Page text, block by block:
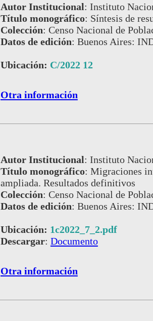
Autor Institucional: Instituto
Título monográfico: Síntesis de
Colección: Censo Nacional de
Datos de edición: Buenos Aires:
Ubicación: C/2022 12
Otra información
Autor Institucional: Instituto
Título monográfico: Migraciones
ampliada. Resultados definitivos
Colección: Censo Nacional de
Datos de edición: Buenos Aires:
Ubicación: 1c2022_7_2.pdf
Descargar: Documento
Otra información